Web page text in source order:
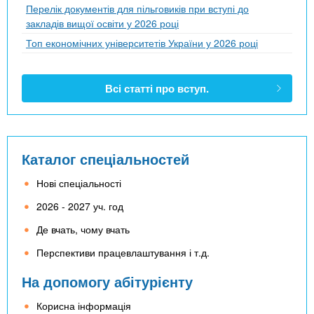
Перелік документів для пільговиків при вступі до
закладів вищої освіти у 2026 році
Топ економічних університетів України у 2026 році
Всі статті про вступ.
Каталог спеціальностей
Нові спеціальності
2026 - 2027 уч. год
Де вчать, чому вчать
Перспективи працевлаштування і т.д.
На допомогу абітурієнту
Корисна інформація